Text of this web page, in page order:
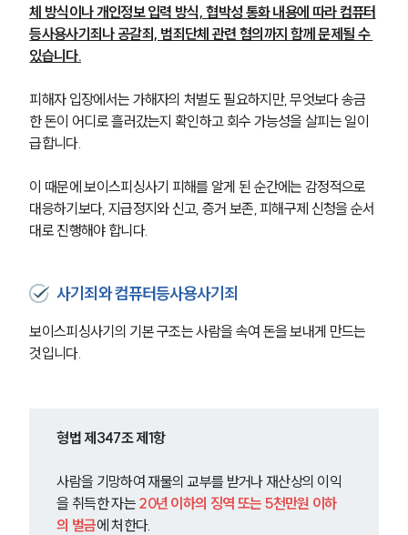
체 방식이나 개인정보 입력 방식, 협박성 통화 내용에 따라 컴퓨터
등사용사기죄나 공갈죄, 범죄단체 관련 혐의까지 함께 문제될 수
있습니다.
피해자 입장에서는 가해자의 처벌도 필요하지만, 무엇보다 송금
한 돈이 어디로 흘러갔는지 확인하고 회수 가능성을 살피는 일이
급합니다.
이 때문에 보이스피싱사기 피해를 알게 된 순간에는 감정적으로
대응하기보다, 지급정지와 신고, 증거 보존, 피해구제 신청을 순서
대로 진행해야 합니다.
사기죄와 컴퓨터등사용사기죄
보이스피싱사기의 기본 구조는 사람을 속여 돈을 보내게 만드는
것입니다.
형법 제347조 제1항
사람을 기망하여 재물의 교부를 받거나 재산상의 이익
을 취득한 자는 20년 이하의 징역 또는 5천만원 이하
의 벌금에 처한다.